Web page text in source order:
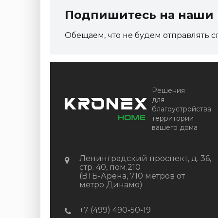
Артикул: DPK-2329
-
КУПИТЬ
Подпишитесь на наши
Обещаем, что не будем отправлять
Решения
для
благоустройства
территории
вашего дома
Ленинградский проспект, д. 36,
стр. 40, пом.210
(ВТБ-Арена, 710 метров от
метро Динамо)
+7 (499) 490-50-19